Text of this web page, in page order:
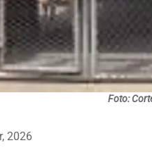
Foto:
2026